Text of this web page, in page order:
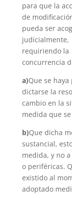
para que la
de
pueda ser
judicialmente,
requiriendo la
concurrencia
a)Que se
dictarse la
cambio en la
medida que
b)Que dicha
sustancial,
medida, y no
o periféricas.
existido al
adoptado